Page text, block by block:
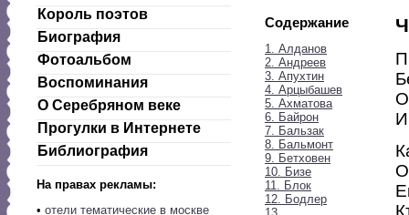
Король поэтов
Биография
Фотоальбом
Воспоминания
О Серебряном веке
Прогулки в Интернете
Библиография
На правах рекламы:
• отели тематические в москве
Содержание
1. Алданов
2. Андреев
3. Апухтин
4. Арцыбашев
5. Ахматова
6. Байрон
7. Бальзак
8. Бальмонт
9. Бетховен
10. Бизе
11. Блок
12. Бодлер